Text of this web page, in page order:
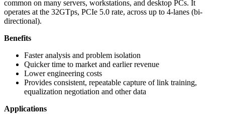
common on many servers, workstations, and desktop PCs. It
operates at the 32GTps, PCIe 5.0 rate, across up to 4-lanes (bi-
directional).
Benefits
Faster analysis and problem isolation
Quicker time to market and earlier revenue
Lower engineering costs
Provides consistent, repeatable capture of link training,
equalization negotiation and other data
Applications